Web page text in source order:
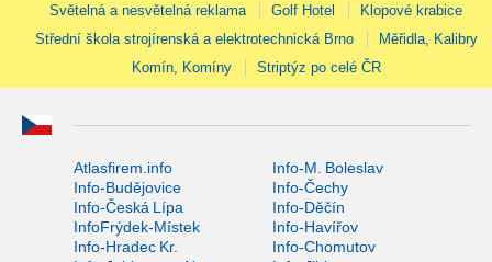
Světelná a nesvětelná reklama
Golf Hotel
Klopové krabice
Střední škola strojírenská a elektrotechnická Brno
Měřidla, Kalibry
Komín, Komíny
Striptýz po celé ČR
Atlasfirem.info
Info-M. Boleslav
Info-Budějovice
Info-Čechy
Info-Česká Lípa
Info-Děčín
InfoFrýdek-Místek
Info-Havířov
Info-Hradec Kr.
Info-Chomutov